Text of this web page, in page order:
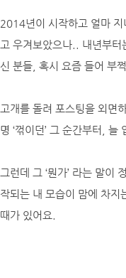
2014년이 시작하고 얼마
고 우겨보았으나.. 내년부
신 분들, 혹시 요즘 들어 부
고개를 돌려 포스팅을 외면
명 ‘꺾이던’ 그 순간부터,
그런데 그 ‘뭔가’ 라는 말이
작되는 내 모습이 맘에 차
때가 있어요.